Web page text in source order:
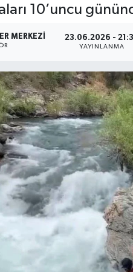
10’uncu
MERKEZI 23.06.2026 -
YAYINLANMA